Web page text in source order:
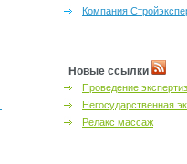
Компания
Новые ссылки
Проведение
Негосударственная
Релакс массаж